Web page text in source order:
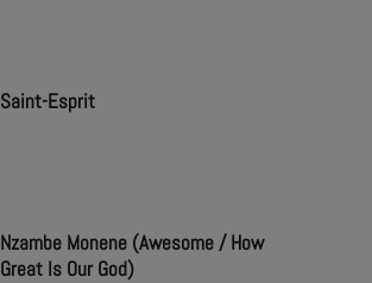
Saint-Esprit
Nzambe Monene (Awesome / How
Great Is Our God)